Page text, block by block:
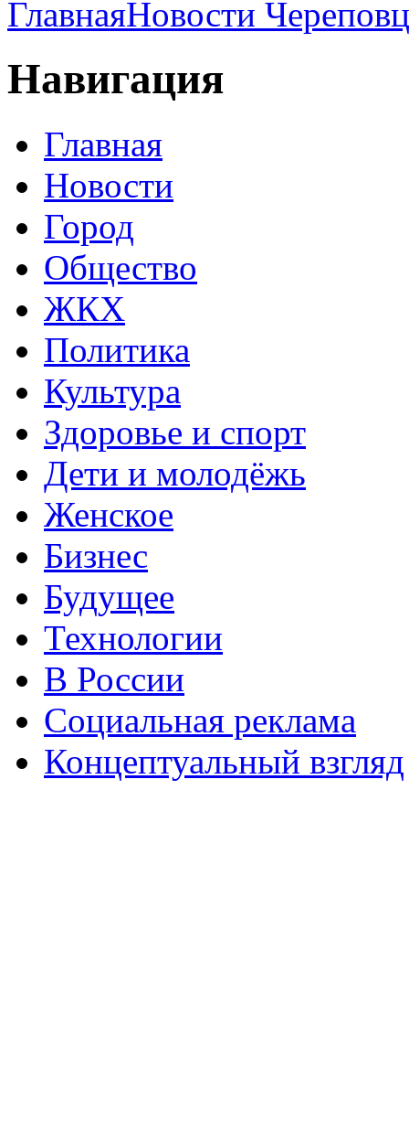
ГлавнаяНовости
Навигация
Главная
Новости
Город
Общество
ЖКХ
Политика
Культура
Здоровье и спорт
Дети и молодёжь
Женское
Бизнес
Будущее
Технологии
В России
Социальная реклама
Концептуальный взгляд